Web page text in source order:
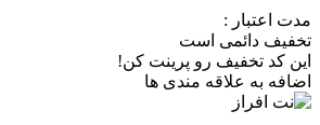
مدت اعتبار :
تخفیف دائمی است
این کد تخفیف رو پرینت کن!
اضافه به علاقه مندی ها